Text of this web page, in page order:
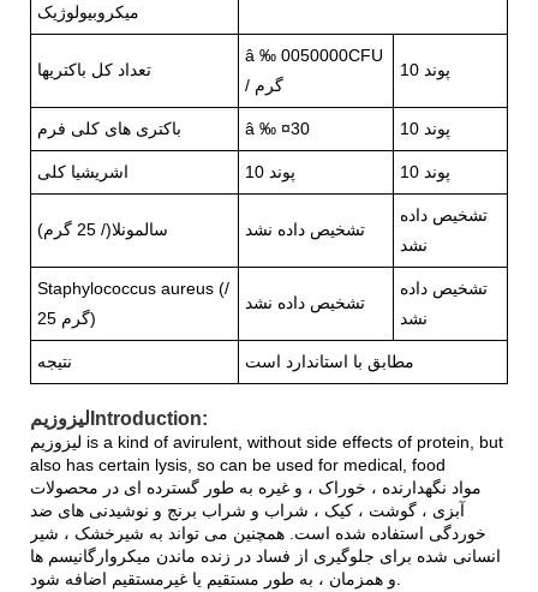
میکروبیولوژیک
تعداد کل باکتریها
â ‰ 0050000CFU
/ گرم
10 پوند
باکتری های کلی فرم â ‰ ¤30 10 پوند
اشریشیا کلی 10 پوند 10 پوند
سالمونلا(/ 25 گرم) تشخیص داده نشد
تشخیص داده
نشد
Staphylococcus aureus (/
25 گرم)
تشخیص داده نشد
تشخیص داده
نشد
نتیجه مطابق با استاندارد است
لیزوزیمIntroduction:
لیزوزیم is a kind of avirulent, without side effects of protein, but
also has certain lysis, so can be used for medical, food
مواد نگهدارنده ، خوراک ، و غیره به طور گسترده ای در محصولات
آبزی ، گوشت ، کیک ، شراب و شراب برنج و نوشیدنی های ضد
خوردگی استفاده شده است. همچنین می تواند به شیرخشک ، شیر
انسانی شده برای جلوگیری از فساد در زنده ماندن میکروارگانیسم ها